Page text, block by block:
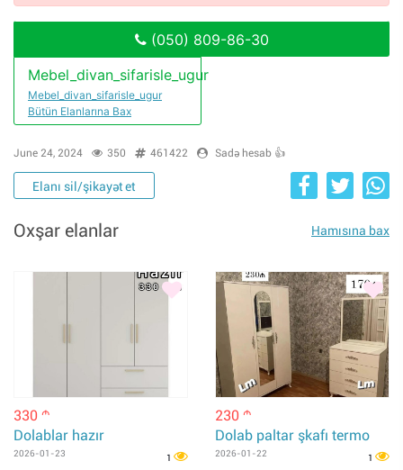
(050) 809-86-30
Mebel_divan_sifarisle_ugur
Mebel_divan_sifarisle_ugur
Bütün Elanlarına Bax
June 24, 2024 350 461422 Sadə hesab 👍
Elanı sil/şikayət et
Oxşar elanlar Hamısına bax
330 m
Dolablar hazır
2026-01-23 1
230 m
Dolab paltar şkafı termo
2026-01-22 1